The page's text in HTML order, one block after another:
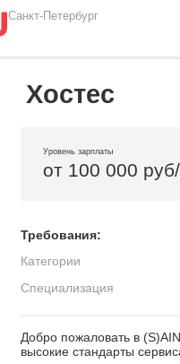
Санкт-Петербург
Хостес
Уровень зарплаты
от 100 000
Требования:
Категории
Специализация
Добро пожаловать в
высокие стандарты